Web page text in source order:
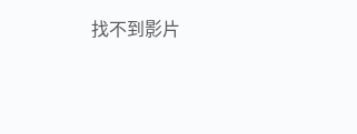
找不到影片